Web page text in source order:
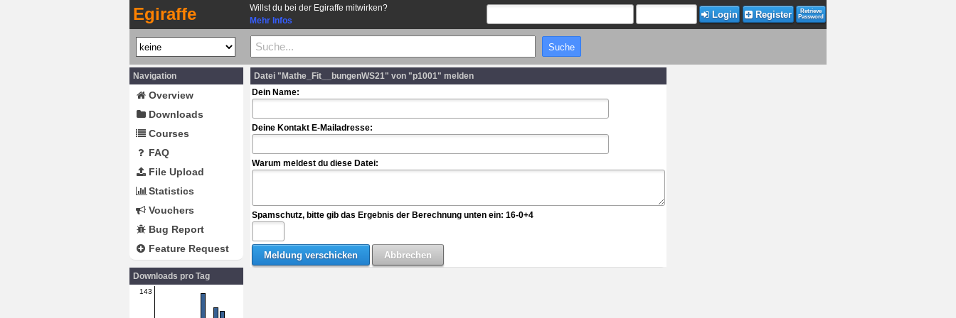
Egiraffe
Willst du bei der Egiraffe mitwirken?
Mehr Infos
Login Register
Retrieve
Password
Navigation
Overview
Downloads
Courses
FAQ
File Upload
Statistics
Vouchers
Bug Report
Feature Request
Downloads pro Tag
143
Datei "Mathe_Fit__bungenWS21" von "p1001" melden
Dein Name:
Deine Kontakt E-Mailadresse:
Warum meldest du diese Datei:
Spamschutz, bitte gib das Ergebnis der Berechnung unten ein: 16-0+4